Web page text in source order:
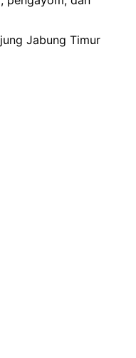
Jabung Timur